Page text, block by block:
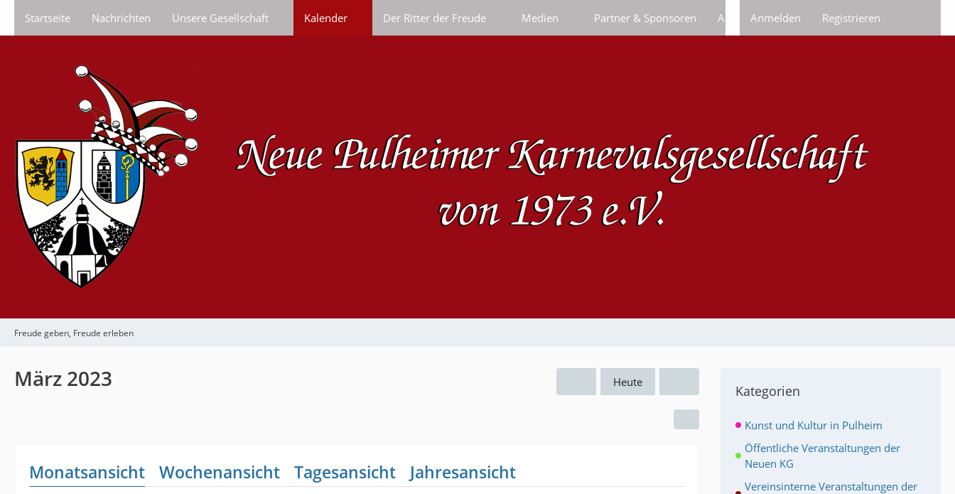
Startseite Nachrichten Unsere Gesellschaft Kalender Der Ritter der Freude Medien Partner & Sponsoren Anfragen/Bestellungen
Anmelden Registrieren
Freude geben, Freude erleben
März 2023 Heute
Monatsansicht Wochenansicht Tagesansicht Jahresansicht
Kategorien
Kunst und Kultur in Pulheim
Öffentliche Veranstaltungen der
Neuen KG
Vereinsinterne Veranstaltungen der